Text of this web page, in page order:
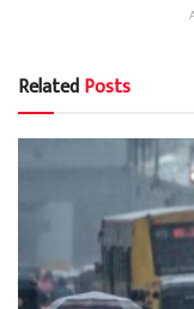
RelatedPosts